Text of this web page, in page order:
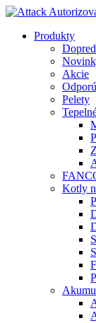
Produkty
Akcie
Pelety
Kotly